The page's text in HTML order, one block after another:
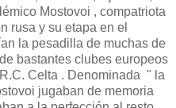
Mostovoi , compatriota
rusa y su etapa en el
la pesadilla de muchas de
bastantes clubes europeos
Celta . Denominada " la
jugaban de memoria